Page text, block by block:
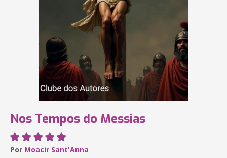
Nos Tempos do Messias
Por Moacir Sant'Anna